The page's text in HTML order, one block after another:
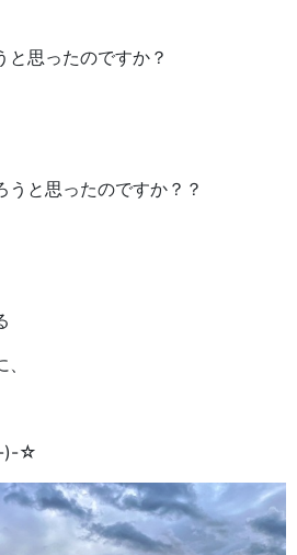
と思ったのですか？
うと思ったのですか？？
)-☆